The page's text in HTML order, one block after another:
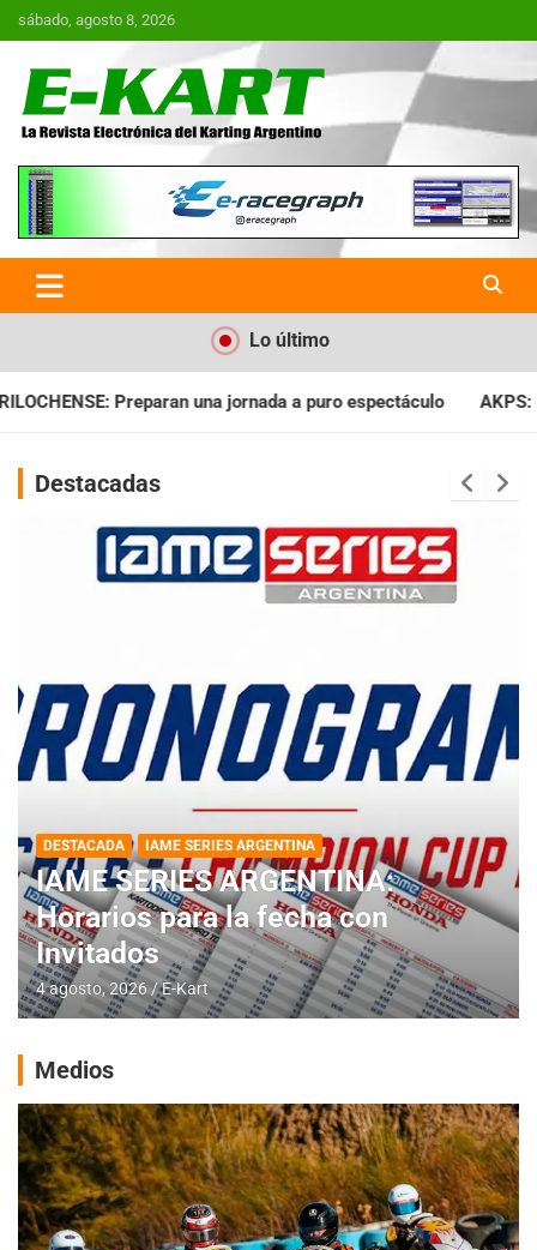
Saltar
al
sábado, agosto 8, 2026
E-Kart.com.ar | La Revista
Electrónica del Karting en
Argentina
Lo último
a puro espectáculo AKPS: Intervino la IGJ y oficializó el
Destacadas
DESTACADA IAME SERIES ARGENTINA
IAME SERIES ARGENTINA:
Horarios para la fecha con
Invitados
4 agosto, 2026 E-Kart
Medios